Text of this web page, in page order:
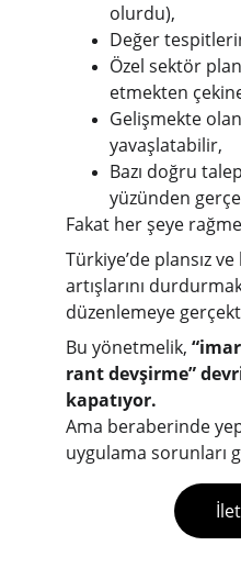
olurdu),
Değer
Özel sektör
etmekten
Gelişmekte
yavaşlatabilir,
Bazı doğru
yüzünden
Fakat her şeye
Türkiye’de plansız
artışlarını
düzenlemeye
Bu yönetmelik,
rant devşirme”
kapatıyor.
Ama beraberinde
uygulama sorunları